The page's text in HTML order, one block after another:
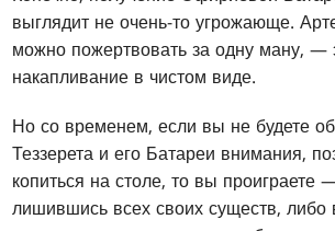
выглядит не очень-то угрожающе.
можно пожертвовать за одну ману, —
накапливание в чистом виде.
Но со временем, если вы не будете
Теззерета и его Батареи внимания,
копиться на столе, то вы проиграете
лишившись всех своих существ, либо